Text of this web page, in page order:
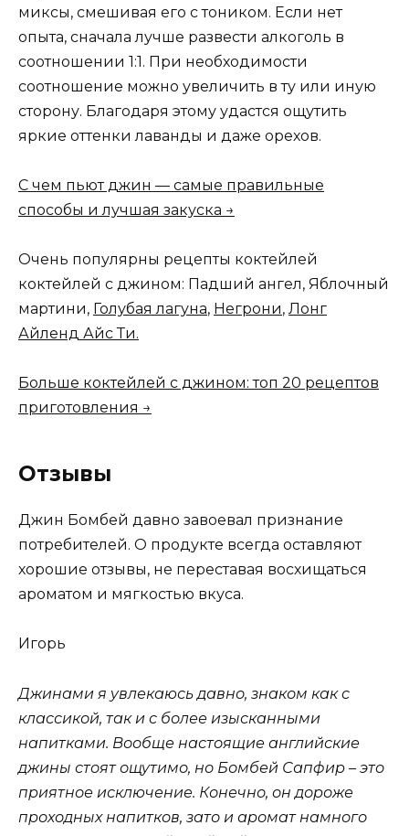
миксы, смешивая его с тоником. Если нет
опыта, сначала лучше развести алкоголь в
соотношении 1:1. При необходимости
соотношение можно увеличить в ту или иную
сторону. Благодаря этому удастся ощутить
яркие оттенки лаванды и даже орехов.
С чем пьют джин — самые правильные
способы и лучшая закуска →
Очень популярны рецепты коктейлей
коктейлей с джином: Падший ангел, Яблочный
мартини, Голубая лагуна, Негрони, Лонг
Айленд Айс Ти.
Больше коктейлей с джином: топ 20 рецептов
приготовления →
Отзывы
Джин Бомбей давно завоевал признание
потребителей. О продукте всегда оставляют
хорошие отзывы, не переставая восхищаться
ароматом и мягкостью вкуса.
Игорь
Джинами я увлекаюсь давно, знаком как с
классикой, так и с более изысканными
напитками. Вообще настоящие английские
джины стоят ощутимо, но Бомбей Сапфир – это
приятное исключение. Конечно, он дороже
проходных напитков, зато и аромат намного